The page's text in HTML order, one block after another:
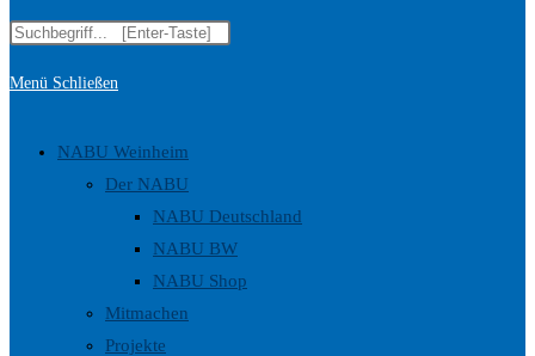
Suche
Diese
durchsuchen
Menü Schließen
NABU Weinheim
Der NABU
NABU Deutschland
NABU BW
NABU Shop
Mitmachen
Projekte